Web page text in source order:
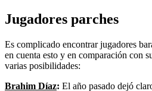
Jugadores parches
Es complicado encontrar jugadores
en cuenta esto y en comparación con
varias posibilidades:
Brahim Díaz: El año pasado dejó